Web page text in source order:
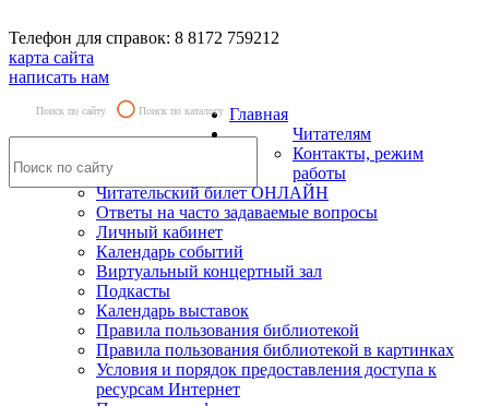
Телефон для справок: 8 8172 759212
карта сайта
написать нам
Поиск по сайту Поиск по каталогу Главная
Читателям
Контакты, режим
работы
Читательский билет ОНЛАЙН
Ответы на часто задаваемые вопросы
Личный кабинет
Календарь событий
Виртуальный концертный зал
Подкасты
Календарь выставок
Правила пользования библиотекой
Правила пользования библиотекой в картинках
Условия и порядок предоставления доступа к
ресурсам Интернет